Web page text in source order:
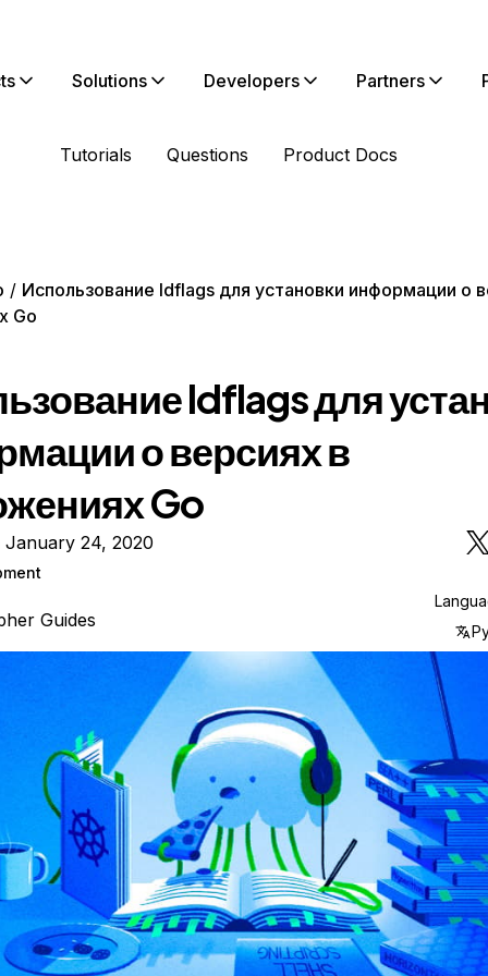
Solutions Developers Partners
Tutorials Questions Product Docs
Использование ldflags для установки информации о
Go
ldflags для
о версиях в
Go
January 24, 2020
Guides